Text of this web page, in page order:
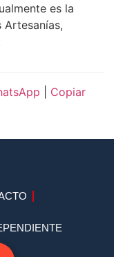
es la
Copiar